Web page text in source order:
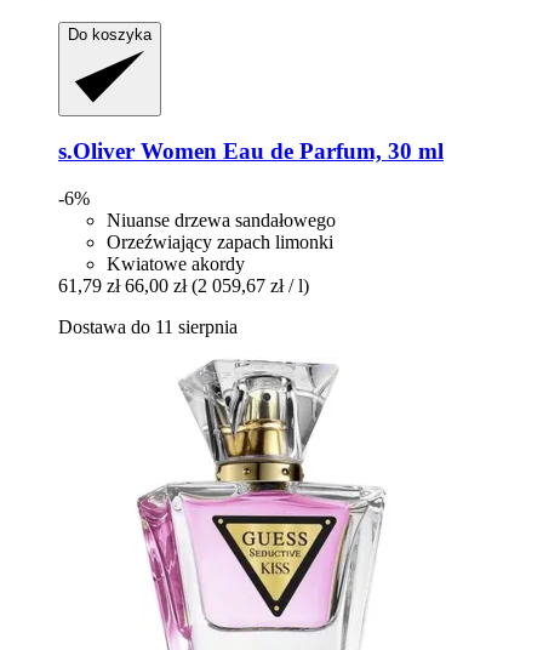
Do koszyka
s.Oliver Women Eau de Parfum, 30 ml
-6%
Niuanse drzewa sandałowego
Orzeźwiający zapach limonki
Kwiatowe akordy
61,79 zł 66,00 zł (2 059,67 zł / l)
Dostawa do 11 sierpnia